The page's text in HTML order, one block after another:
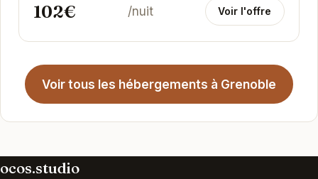
102€ /nuit Voir l'offre
Voir tous les hébergements à Grenoble
ocos.studio